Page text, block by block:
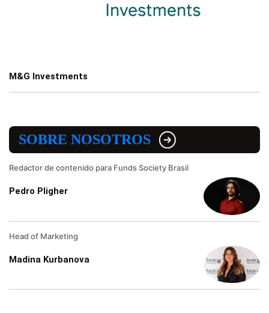
M&G Investments
SOBRE NOSOTROS
Redactor de contenido para Funds Society Brasil
Pedro Pligher
Head of Marketing
Madina Kurbanova